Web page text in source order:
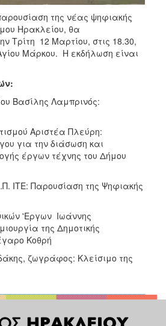
της νέας ψηφιακής
Ηρακλείου, θα
Τρίτη 12 Μαρτίου, στις 18.30,
Μάρκου. Η εκδήλωση είναι
Βασίλης Λαμπρινός:
Αριστέα Πλεύρη:
για την διάσωση και
έργων τέχνης του Δήμου
ΙΤΕ: Παρουσίαση της Ψηφιακής
'Εργων Ιωάννης
της Δημοτικής
Κοθρή
ζωγράφος: Κλείσιμο της